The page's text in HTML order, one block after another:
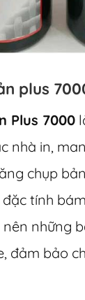
plus
Plus 7000
nhà in,
chụp
đặc tính
những
đảm bảo